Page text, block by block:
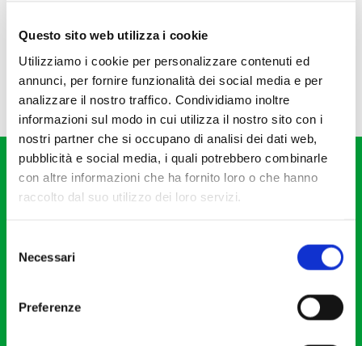
Questo sito web utilizza i cookie
Utilizziamo i cookie per personalizzare contenuti ed
annunci, per fornire funzionalità dei social media e per
analizzare il nostro traffico. Condividiamo inoltre
informazioni sul modo in cui utilizza il nostro sito con i
nostri partner che si occupano di analisi dei dati web,
pubblicità e social media, i quali potrebbero combinarle
con altre informazioni che ha fornito loro o che hanno
raccolto dal suo utilizzo dei loro servizi.
delNecessari
Preferenze
Fondazione I Pomeriggi Musicali
Partita Iva 04410060158